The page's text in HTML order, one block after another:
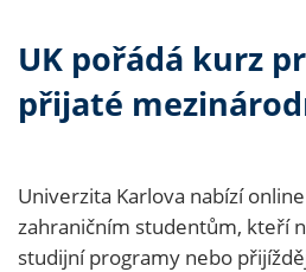
UK pořádá kurz
přijaté
Univerzita Karlova nabízí
zahraničním studentům, kteří
studijní programy nebo